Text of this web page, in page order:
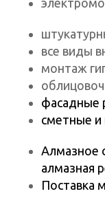
все виды
монтаж
фасадные
сметные
Алмазное
алмазная
Поставка